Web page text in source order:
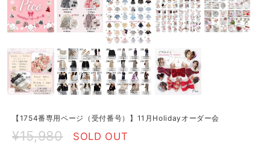
【1754番専用ページ（受付番号）】11月Holidayオーダー会
¥15,980 SOLD OUT